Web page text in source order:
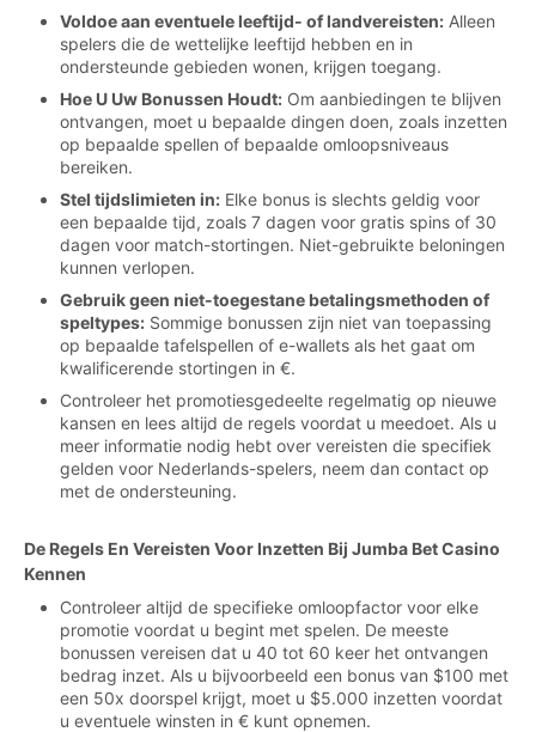
Voldoe aan eventuele leeftijd- of landvereisten: Alleen
spelers die de wettelijke leeftijd hebben en in
ondersteunde gebieden wonen, krijgen toegang.
Hoe U Uw Bonussen Houdt: Om aanbiedingen te blijven
ontvangen, moet u bepaalde dingen doen, zoals inzetten
op bepaalde spellen of bepaalde omloopsniveaus
bereiken.
Stel tijdslimieten in: Elke bonus is slechts geldig voor
een bepaalde tijd, zoals 7 dagen voor gratis spins of 30
dagen voor match-stortingen. Niet-gebruikte beloningen
kunnen verlopen.
Gebruik geen niet-toegestane betalingsmethoden of
speltypes: Sommige bonussen zijn niet van toepassing
op bepaalde tafelspellen of e-wallets als het gaat om
kwalificerende stortingen in €.
Controleer het promotiesgedeelte regelmatig op nieuwe
kansen en lees altijd de regels voordat u meedoet. Als u
meer informatie nodig hebt over vereisten die specifiek
gelden voor Nederlands-spelers, neem dan contact op
met de ondersteuning.
De Regels En Vereisten Voor Inzetten Bij Jumba Bet Casino
Kennen
Controleer altijd de specifieke omloopfactor voor elke
promotie voordat u begint met spelen. De meeste
bonussen vereisen dat u 40 tot 60 keer het ontvangen
bedrag inzet. Als u bijvoorbeeld een bonus van $100 met
een 50x doorspel krijgt, moet u $5.000 inzetten voordat
u eventuele winsten in € kunt opnemen.